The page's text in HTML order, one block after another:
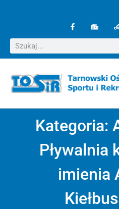
Kategoria:
Pływalnia
imienia